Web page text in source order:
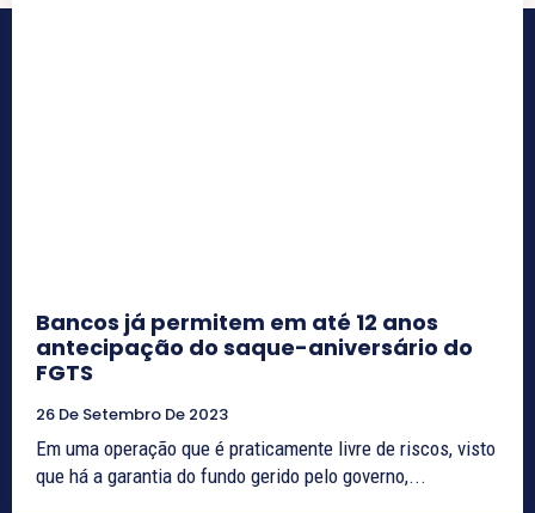
Bancos já permitem em até 12 anos
antecipação do saque-aniversário do
FGTS
26 De Setembro De 2023
Em uma operação que é praticamente livre de riscos, visto
que há a garantia do fundo gerido pelo governo,...